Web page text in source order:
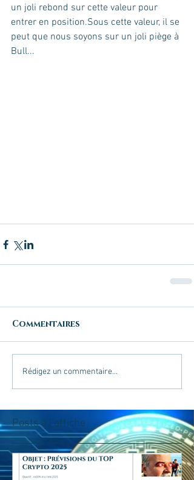
un joli rebond sur cette valeur pour
entrer en position.Sous cette valeur, il se
peut que nous soyons sur un joli piège à
Bull...
Commentaires
Rédigez un commentaire...
Posts à l'affiche